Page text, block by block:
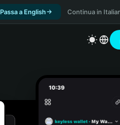
Passa a English Continua in